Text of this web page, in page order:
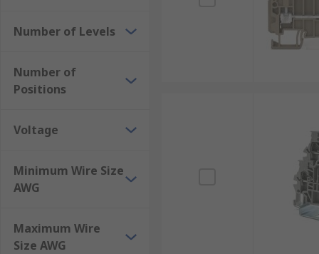
Number of Levels
Number of
Positions
Voltage
Minimum Wire Size
AWG
Maximum Wire
Size AWG